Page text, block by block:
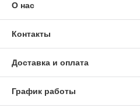
О нас
Контакты
Доставка и оплата
График работы